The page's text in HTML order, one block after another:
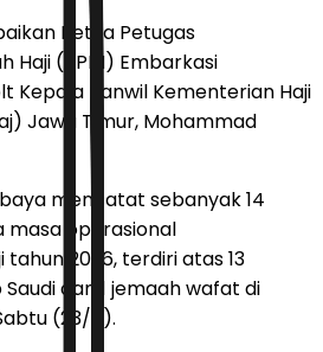
Ketua Petugas
Haji (PPIH) Embarkasi
Kepala Kanwil Kementerian Haji
Jawa Timur, Mohammad
mencatat sebanyak 14
masa operasional
2026, terdiri atas 13
dan 1 jemaah wafat di
(23/5).